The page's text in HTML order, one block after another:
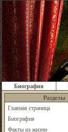
Биография
Разделы
Главная страница
Биография
Факты из жизни